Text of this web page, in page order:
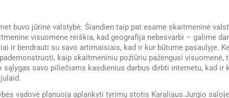
buvo jūrinė valstybė. Šiandien taip pat esame skaitmeninė
visuomene reiškia, kad geografija nebesvarbi – galime
ir bendrauti su savo artimaisiais, kad ir kur būtume pasaulyje.
kaip skaitmeniniu požiūriu pažengusi visuomenė,
sąlygas savo piliečiams kasdienius darbus dirbti internetu, kad ir
vadovė planuoja aplankyti tyrimų stotis Karaliaus Jurgio